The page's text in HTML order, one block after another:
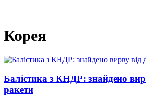
Корея
Балістика з КНДР: знайдено
ракети